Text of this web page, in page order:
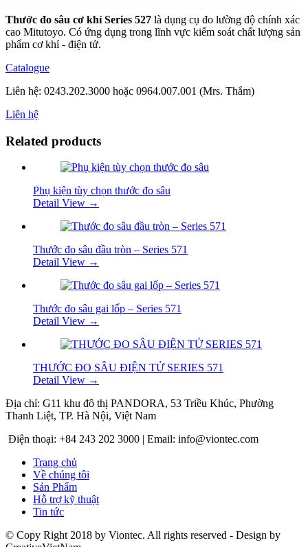
Thước đo sâu cơ khí Series 527 là dụng cụ đo lường độ chính xác
cao Mitutoyo. Có ứng dụng trong lĩnh vực kiểm soát chất lượng sản
phẩm cơ khí - điện tử.
Catalogue
Liên hệ: 0243.202.3000 hoặc 0964.007.001 (Mrs. Thắm)
Liên hệ
Related products
Phụ kiện tùy chọn thước đo sâu
Detail View →
Thước đo sâu đầu tròn – Series 571
Detail View →
Thước đo sâu gai lốp – Series 571
Detail View →
THƯỚC ĐO SÂU ĐIỆN TỬ SERIES 571
Detail View →
Địa chỉ: G11 khu đô thị PANDORA, 53 Triều Khúc, Phường
Thanh Liệt, TP. Hà Nội, Việt Nam
Điện thoại: +84 243 202 3000 | Email: info@viontec.com
Trang chủ
Về chúng tôi
Sản Phẩm
Hỗ trợ kỹ thuật
Tin tức
© Copy Right 2018 by Viontec. All rights reserved - Design by